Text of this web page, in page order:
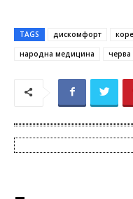
TAGS дискомфорт
народна медицина
черва